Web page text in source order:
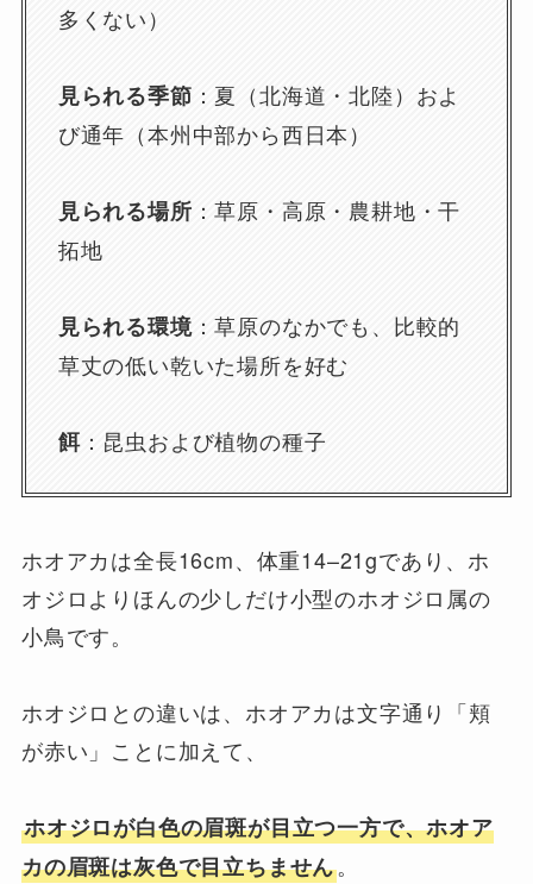
多くない）
見られる季節 ：夏（北海道・北陸）およ
び通年（本州中部から西日本）
見られる場所 ：草原・高原・農耕地・干
拓地
見られる環境：草原のなかでも、比較的
草丈の低い乾いた場所を好む
餌：昆虫および植物の種子
ホオアカは全長16cm、体重14–21gであり、ホ
オジロよりほんの少しだけ小型のホオジロ属の
小鳥です。
ホオジロとの違いは、ホオアカは文字通り「頬
が赤い」ことに加えて、
ホオジロが白色の眉斑が目立つ一方で、ホオア
カの眉斑は灰色で目立ちません。